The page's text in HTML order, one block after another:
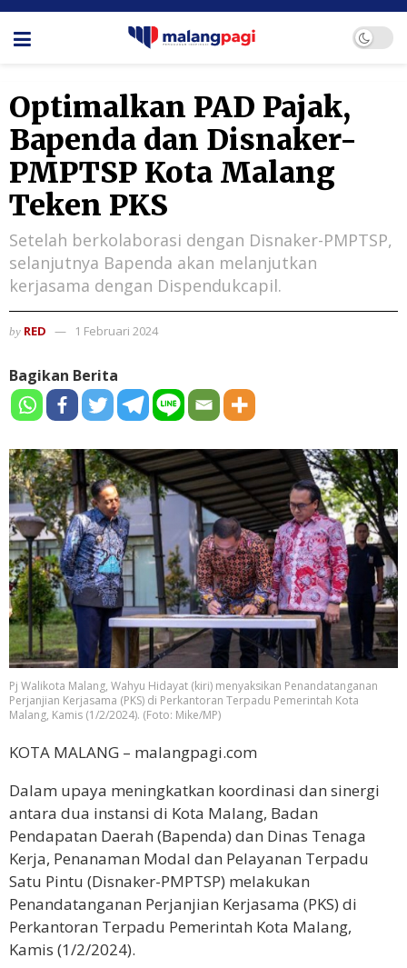
Optimalkan PAD Pajak,
Bapenda dan Disnaker-
PMPTSP Kota Malang
Teken PKS
Setelah berkolaborasi dengan Disnaker-PMPTSP,
selanjutnya Bapenda akan melanjutkan
kerjasama dengan Dispendukcapil.
by RED 1 Februari 2024
Bagikan Berita
Pj Walikota Malang, Wahyu Hidayat (kiri) menyaksikan Penandatanganan
Perjanjian Kerjasama (PKS) di Perkantoran Terpadu Pemerintah Kota
Malang, Kamis (1/2/2024). (Foto: Mike/MP)
KOTA MALANG – malangpagi.com
Dalam upaya meningkatkan koordinasi dan sinergi
antara dua instansi di Kota Malang, Badan
Pendapatan Daerah (Bapenda) dan Dinas Tenaga
Kerja, Penanaman Modal dan Pelayanan Terpadu
Satu Pintu (Disnaker-PMPTSP) melakukan
Penandatanganan Perjanjian Kerjasama (PKS) di
Perkantoran Terpadu Pemerintah Kota Malang,
Kamis (1/2/2024).